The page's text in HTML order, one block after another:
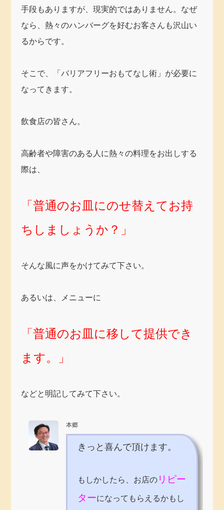
手段もありますが、現実的ではありません。なぜ
なら、熱々のハンバーグを好むお客さんも沢山い
るからです。
そこで、「バリアフリーおもてなし術」が必要に
なってきます。
飲食店の皆さん。
高齢者や障害のある人に熱々の料理をお出しする
際は、
「普通のお皿にのせ替えてお持
ちしましょうか？」
そんな風に声をかけてみて下さい。
あるいは、メニューに
「普通のお皿に移して提供でき
ます。」
などと明記してみて下さい。
本郷
きっと喜んで頂けます。
もしかしたら、お店の リピー
ターになってもらえるかもし